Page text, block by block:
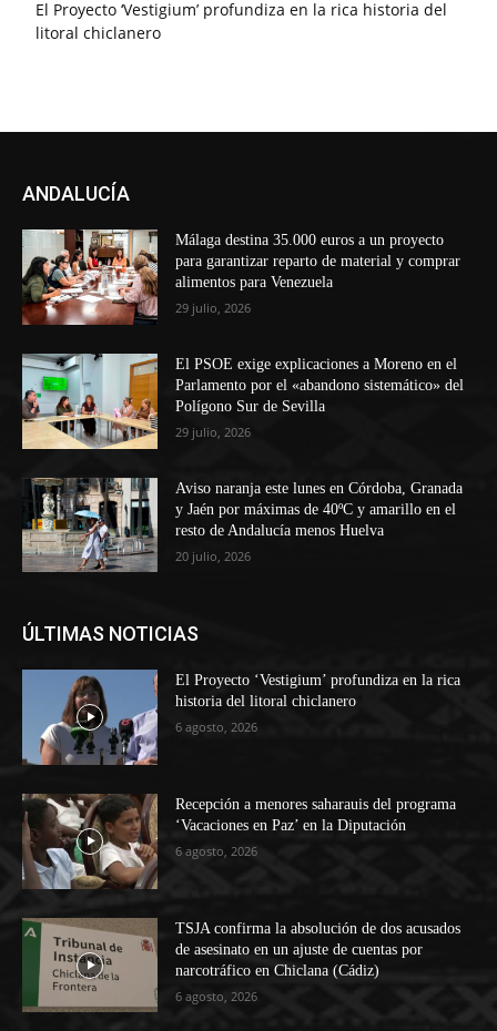
El Proyecto ‘Vestigium’ profundiza en la rica historia del
litoral chiclanero
ANDALUCÍA
Málaga destina 35.000 euros a un proyecto
para garantizar reparto de material y comprar
alimentos para Venezuela
29 julio, 2026
El PSOE exige explicaciones a Moreno en el
Parlamento por el «abandono sistemático» del
Polígono Sur de Sevilla
29 julio, 2026
Aviso naranja este lunes en Córdoba, Granada
y Jaén por máximas de 40ºC y amarillo en el
resto de Andalucía menos Huelva
20 julio, 2026
ÚLTIMAS NOTICIAS
El Proyecto ‘Vestigium’ profundiza en la rica
historia del litoral chiclanero
6 agosto, 2026
Recepción a menores saharauis del programa
‘Vacaciones en Paz’ en la Diputación
6 agosto, 2026
TSJA confirma la absolución de dos acusados
de asesinato en un ajuste de cuentas por
narcotráfico en Chiclana (Cádiz)
6 agosto, 2026